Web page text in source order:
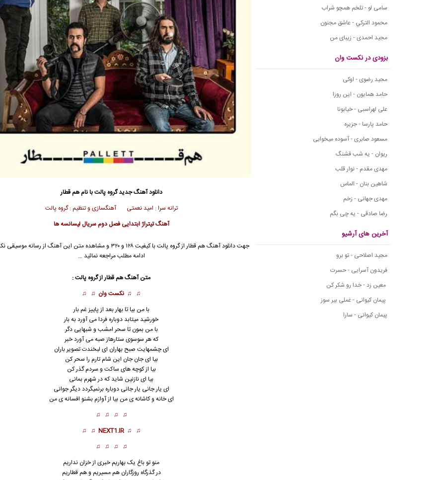
سامی لو - تلخم همچو شراب
محمود التركي - عاشق مجنون
مجید احمدی - زیبای من
بزودی در نکست وان
مجید رضوی - اوکی
حامد همایون - این روزا
علی لهراسبی - خیابونا
حامد پارسا - جزیره
مسعود صابری - آسوده میخوابی
ریوان - یه شب قشنگ
مهدی مقدم - نوار قلب
شاهین بنان - الماس
مهدی جهانی - زخم
رضا صادقی - یه چی بگم
آخرین های آرشیو
مجید اصلاحی - تو برو
فریدون آسرایی - حسرت
معین زد - خدا رو شکر کن
پیمان کیوانی - غملی بیر سوز
پیمان کیوانی - سارا
دانلود آهنگ جدیدگروه پالتبا نام هم قطار
ترانه سرا : امید نعمتی آهنگسازی و تنظیم : گروه پالت
آهنگ تیتراژ ابتدایی فصل دوم سریال لیسانسه ها
جهت دانلود آهنگ هم قطار ازگروه پالت
با کیفیت ۱۲۸ و ۳۲۰ و مشاهده متن این آهنگ از رسانه
ادامه مطلب مراجعه نمائید …
متن آهنگهم قطارازگروه پالت:
♫ ♫ نکست وان ♫ ♫
با من بیا تا بهار بعد از پاییز غم بار
خورشید میتابد دوباره فردا می آورد به بار
با من بمون تا سحر امشب و شبهایی دگر
که هر سوسوی ستارهاز صبه می آورد خبر
ای چشمهایت صبح بهاران ای لبخندت تصویر باران
بیا ای جان جان این شام تارم را سحر کن
بیا از کوچه های ساکت و سردم گذر کن
بیا ای نازنین شاید که در شهرم بمانی
ای یار جانی یار جانی دوباره برنمیگردد دیگر جوانی
ای خانه و کاشانه ی من بیا از آوازم بشنو افسانه ی من
♫ ♫ ♫ ♫
♫ ♫
NEXT1.IR
♫ ♫
♫ ♫ ♫ ♫
منو تو باغ یک بهاریم خبری از خزان نداریم
در گذرگاه روزگاران هم مسیریم وهم قطاریم